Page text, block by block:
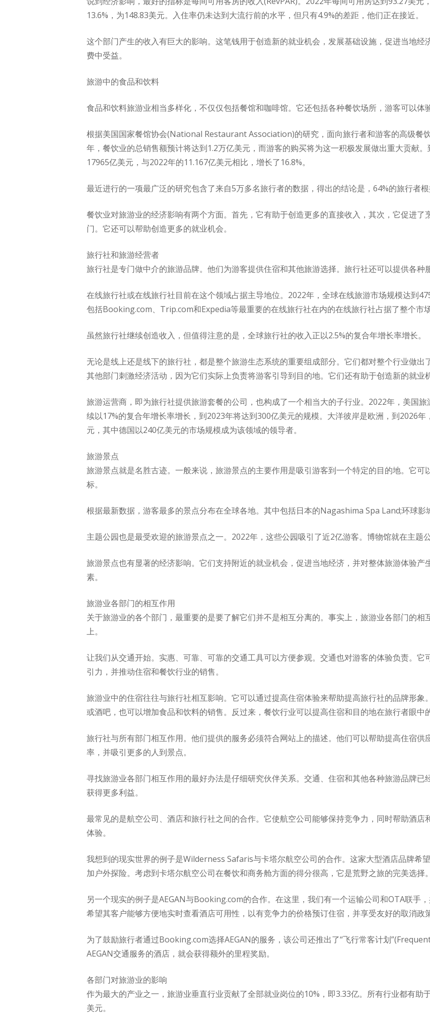
13.6%，为148.83美元。入住率仍未达到大流行前的水平，但只有4.9%的差距，他们正在接近。
这个部门产生的收入有巨大的影响。这笔钱用于创造新的就业机会，发展基础设施，促进当地
费中受益。
旅游中的食品和饮料
食品和饮料旅游业相当多样化，不仅仅包括餐馆和咖啡馆。它还包括各种餐饮场所，游客可以体
根据美国国家餐馆协会(National Restaurant Association)的研究，面向旅行者和游客的高级餐
年，餐饮业的总销售额预计将达到1.2万亿美元，而游客的购买将为这一积极发展做出重大贡献
17965亿美元，与2022年的11.167亿美元相比，增长了16.8%。
最近进行的一项最广泛的研究包含了来自5万多名旅行者的数据，得出的结论是，64%的旅行者
餐饮业对旅游业的经济影响有两个方面。首先，它有助于创造更多的直接收入，其次，它促进
门。它还可以帮助创造更多的就业机会。
旅行社和旅游经营者
旅行社是专门做中介的旅游品牌。他们为游客提供住宿和其他旅游选择。旅行社还可以提供各种
在线旅行社或在线旅行社目前在这个领域占据主导地位。2022年，全球在线旅游市场规模达到
包括Booking.com、Trip.com和Expedia等最重要的在线旅行社在内的在线旅行社占据了整个市场
虽然旅行社继续创造收入，但值得注意的是，全球旅行社的收入正以2.5%的复合年增长率增长。
无论是线上还是线下的旅行社，都是整个旅游生态系统的重要组成部分。它们都对整个行业做
其他部门刺激经济活动，因为它们实际上负责将游客引导到目的地。它们还有助于创造新的就业
旅游运营商，即为旅行社提供旅游套餐的公司，也构成了一个相当大的子行业。2022年，美国
续以17%的复合年增长率增长，到2023年将达到300亿美元的规模。大洋彼岸是欧洲，到2026
元，其中德国以240亿美元的市场规模成为该领域的领导者。
旅游景点
旅游景点就是名胜古迹。一般来说，旅游景点的主要作用是吸引游客到一个特定的目的地。它
标。
根据最新数据，游客最多的景点分布在全球各地。其中包括日本的Nagashima Spa Land;环球影
主题公园也是最受欢迎的旅游景点之一。2022年，这些公园吸引了近2亿游客。博物馆就在主题
旅游景点也有显著的经济影响。它们支持附近的就业机会，促进当地经济，并对整体旅游体验
素。
旅游业各部门的相互作用
关于旅游业的各个部门，最重要的是要了解它们并不是相互分离的。事实上，旅游业各部门的
上。
让我们从交通开始。实惠、可靠、可靠的交通工具可以方便参观。交通也对游客的体验负责。
引力，并推动住宿和餐饮行业的销售。
旅游业中的住宿往往与旅行社相互影响。它可以通过提高住宿体验来帮助提高旅行社的品牌形
或酒吧，也可以增加食品和饮料的销售。反过来，餐饮行业可以提高住宿和目的地在旅行者眼中
旅行社与所有部门相互作用。他们提供的服务必须符合网站上的描述。他们可以帮助提高住宿
率，并吸引更多的人到景点。
寻找旅游业各部门相互作用的最好办法是仔细研究伙伴关系。交通、住宿和其他各种旅游品牌
获得更多利益。
最常见的是航空公司、酒店和旅行社之间的合作。它使航空公司能够保持竞争力，同时帮助酒
体验。
我想到的现实世界的例子是Wilderness Safaris与卡塔尔航空公司的合作。这家大型酒店品牌希
加户外探险。考虑到卡塔尔航空公司在餐饮和商务舱方面的得分很高，它是荒野之旅的完美选择。
另一个现实的例子是AEGAN与Booking.com的合作。在这里，我们有一个运输公司和OTA联手
希望其客户能够方便地实时查看酒店可用性，以有竞争力的价格预订住宿，并享受友好的取消政策
为了鼓励旅行者通过Booking.com选择AEGAN的服务，该公司还推出了“飞行常客计划
AEGAN交通服务的酒店，就会获得额外的里程奖励。
各部门对旅游业的影响
作为最大的产业之一，旅游业垂直行业贡献了全部就业岗位的10%，即3.33亿。所有行业都有助
美元。